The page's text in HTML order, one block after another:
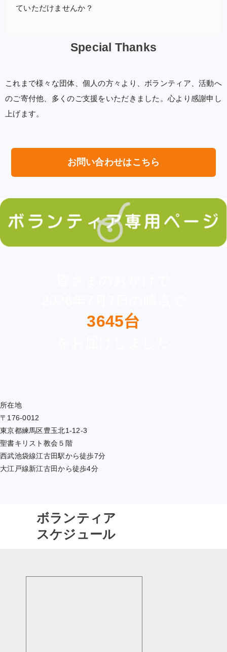
ていただけませんか？
Special Thanks
これまで様々な団体、個人の方々より、ボランティア、活動へ
のご寄付他、多くのご支援をいただきました。心より感謝申し
上げます。
お問い合わせはこちら
3645台
所在地
〒176-0012
東京都練馬区豊玉北1-12-3
聖書キリスト教会５階
西武池袋線江古田駅から徒歩7分
大江戸線新江古田から徒歩4分
ボランティア
スケジュール